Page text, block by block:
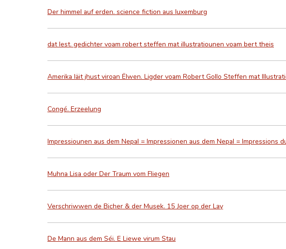
Der himmel auf erden. science fiction aus luxemburg
dat lest. gedichter voam robert steffen mat illustratiounen voam bert theis
Amerika läit jhust viroan Ëlwen. Ligder voam Robert Gollo Steffen mat
Congé. Erzeelung
Impressiounen aus dem Nepal = Impressionen aus dem Nepal = Impressions
Muhna Lisa oder Der Traum vom Fliegen
Verschriwwen de Bicher & der Musek. 15 Joer op der Lay
De Mann aus dem Séi. E Liewe virum Stau